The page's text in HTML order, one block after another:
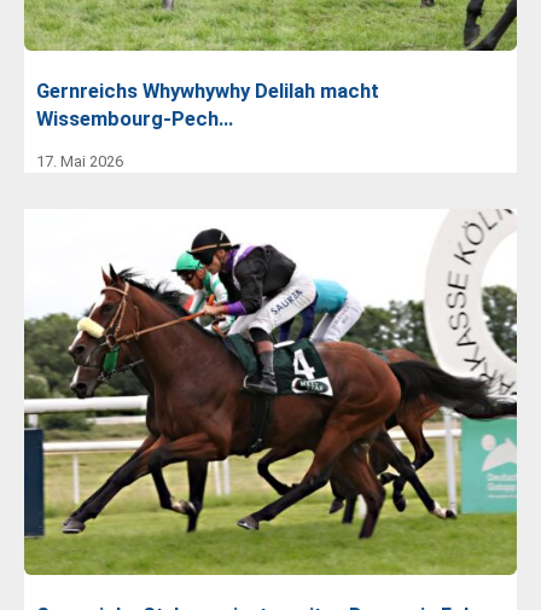
Gernreichs Whywhywhy Delilah macht
Wissembourg-Pech…
17. Mai 2026